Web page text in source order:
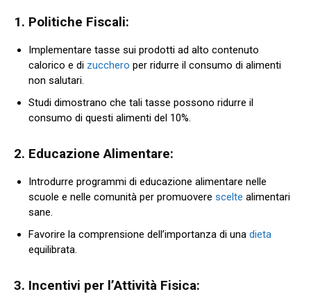
1. Politiche Fiscali:
Implementare tasse sui prodotti ad alto contenuto
calorico e di zucchero per ridurre il consumo di alimenti
non salutari.
Studi dimostrano che tali tasse possono ridurre il
consumo di questi alimenti del 10%.
2. Educazione Alimentare:
Introdurre programmi di educazione alimentare nelle
scuole e nelle comunità per promuovere scelte alimentari
sane.
Favorire la comprensione dell’importanza di una dieta
equilibrata.
3. Incentivi per l’Attività Fisica: